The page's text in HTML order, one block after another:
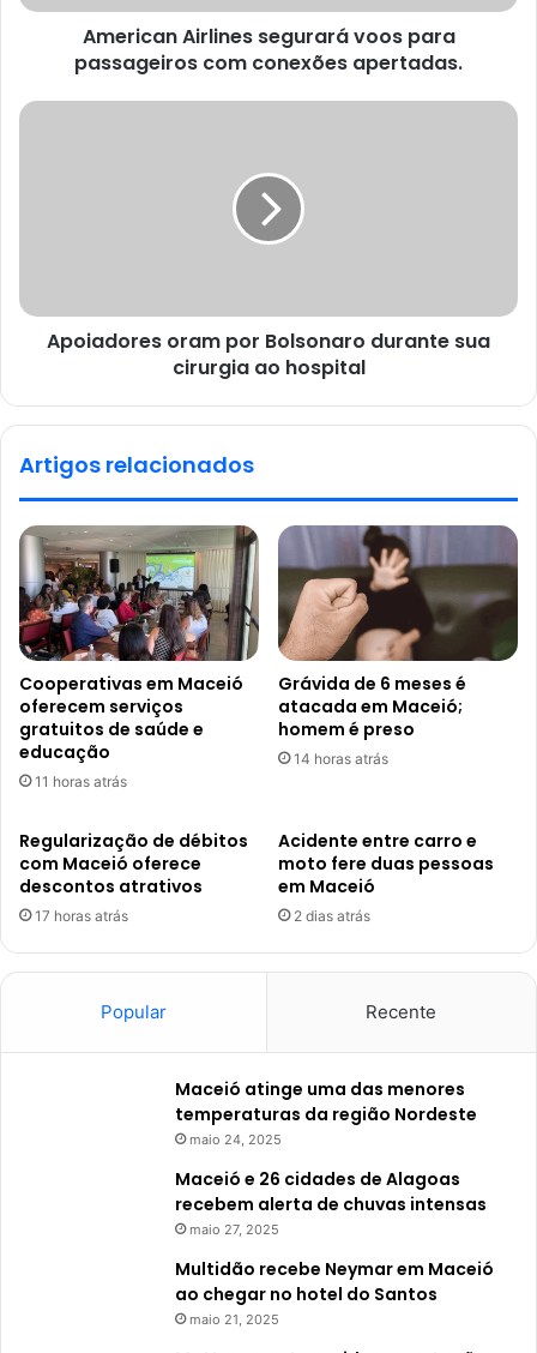
American Airlines segurará voos para
passageiros com conexões apertadas.
Apoiadores oram por Bolsonaro durante sua
cirurgia ao hospital
Artigos relacionados
Cooperativas em Maceió
oferecem serviços
gratuitos de saúde e
educação
11 horas atrás
Grávida de 6 meses é
atacada em Maceió;
homem é preso
14 horas atrás
Regularização de débitos
com Maceió oferece
descontos atrativos
17 horas atrás
Acidente entre carro e
moto fere duas pessoas
em Maceió
2 dias atrás
Popular Recente
Maceió atinge uma das menores
temperaturas da região Nordeste
maio 24, 2025
Maceió e 26 cidades de Alagoas
recebem alerta de chuvas intensas
maio 27, 2025
Multidão recebe Neymar em Maceió
ao chegar no hotel do Santos
maio 21, 2025